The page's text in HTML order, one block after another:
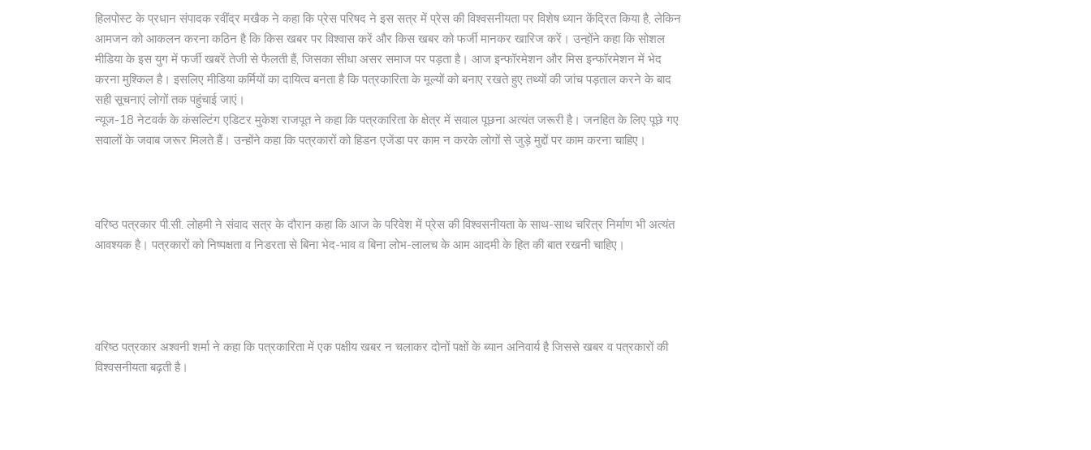
हिलपोस्ट के प्रधान संपादक रवींद्र मखैक ने कहा कि प्रेस परिषद ने इस सत्र में प्रेस की विश्वसनीयता पर विशेष ध्यान केंद्रित किया है, लेकिन
आमजन को आकलन करना कठिन है कि किस खबर पर विश्वास करें और किस खबर को फर्जी मानकर खारिज करें। उन्होंने कहा कि सोशल
मीडिया के इस युग में फर्जी खबरें तेजी से फैलती हैं, जिसका सीधा असर समाज पर पड़ता है। आज इन्फॉरमेशन और मिस इन्फॉरमेशन में भेद
करना मुश्किल है। इसलिए मीडिया कर्मियों का दायित्व बनता है कि पत्रकारिता के मूल्यों को बनाए रखते हुए तथ्यों की जांच पड़ताल करने के बाद
सही सूचनाएं लोगों तक पहुंचाई जाएं।
न्यूज-18 नेटवर्क के कंसल्टिंग एडिटर मुकेश राजपूत ने कहा कि पत्रकारिता के क्षेत्र में सवाल पूछना अत्यंत जरूरी है। जनहित के लिए पूछे गए
सवालों के जवाब जरूर मिलते हैं। उन्होंने कहा कि पत्रकारों को हिडन एजेंडा पर काम न करके लोगों से जुड़े मुद्दों पर काम करना चाहिए।
वरिष्ठ पत्रकार पी.सी. लोहमी ने संवाद सत्र के दौरान कहा कि आज के परिवेश में प्रेस की विश्वसनीयता के साथ-साथ चरित्र निर्माण भी अत्यंत
आवश्यक है। पत्रकारों को निष्पक्षता व निडरता से बिना भेद-भाव व बिना लोभ-लालच के आम आदमी के हित की बात रखनी चाहिए।
वरिष्ठ पत्रकार अश्वनी शर्मा ने कहा कि पत्रकारिता में एक पक्षीय खबर न चलाकर दोनों पक्षों के ब्यान अनिवार्य है जिससे खबर व पत्रकारों की
विश्वसनीयता बढ़ती है।